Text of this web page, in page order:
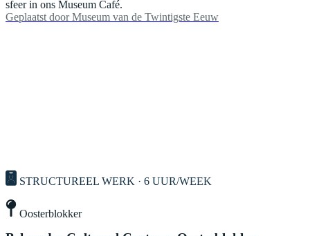
sfeer in ons Museum Café.
Geplaatst door Museum van de Twintigste Eeuw
STRUCTUREEL WERK · 6 UUR/WEEK
Oosterblokker